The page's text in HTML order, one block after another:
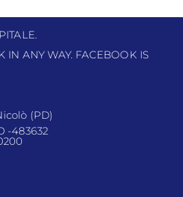
IN ANY WAY. FACEBOOK IS
(PD)
-483632